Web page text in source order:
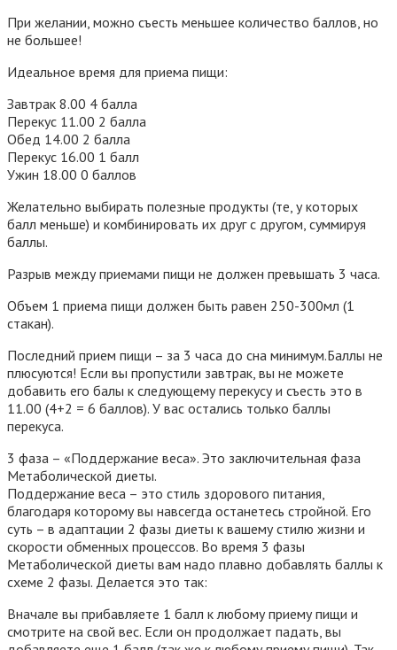
При желании, можно съесть меньшее количество баллов, но
не большее!
Идеальное время для приема пищи:
Завтрак 8.00 4 балла
Перекус 11.00 2 балла
Обед 14.00 2 балла
Перекус 16.00 1 балл
Ужин 18.00 0 баллов
Желательно выбирать полезные продукты (те, у которых
балл меньше) и комбинировать их друг с другом, суммируя
баллы.
Разрыв между приемами пищи не должен превышать 3 часа.
Объем 1 приема пищи должен быть равен 250-300мл (1
стакан).
Последний прием пищи – за 3 часа до сна минимум.Баллы не
плюсуются! Если вы пропустили завтрак, вы не можете
добавить его балы к следующему перекусу и съесть это в
11.00 (4+2 = 6 баллов). У вас остались только баллы
перекуса.
3 фаза – «Поддержание веса». Это заключительная фаза
Метаболической диеты.
Поддержание веса – это стиль здорового питания,
благодаря которому вы навсегда останетесь стройной. Его
суть – в адаптации 2 фазы диеты к вашему стилю жизни и
скорости обменных процессов. Во время 3 фазы
Метаболической диеты вам надо плавно добавлять баллы к
схеме 2 фазы. Делается это так:
Вначале вы прибавляете 1 балл к любому приему пищи и
смотрите на свой вес. Если он продолжает падать, вы